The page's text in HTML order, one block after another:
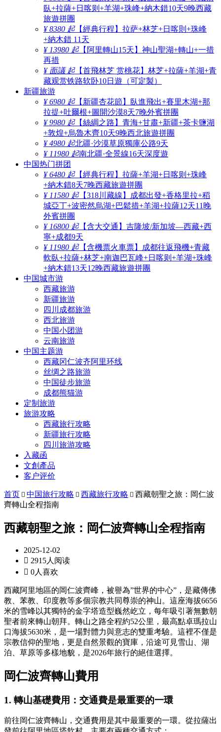
臥+拉薩+日喀则+羊湖+珠峰+納木錯10天9晚西藏
旅遊拼團
¥ 8380 起【經典行程】拉萨+林芝+日喀則+珠峰
+納木錯 11天
¥ 13980 起【阿里轉山15天】神山聖湖+轉山+一措
再措
¥ 面議 起【首飛林芝 赏桃花】林芝+拉薩+羊湖+青
藏观赏铁路软卧10日遊（可定製）
新疆旅游
¥ 6980 起【新疆杏花節】臥進飛出+賽里木湖+那
拉提+吐爾根+圖開沙漠8天7晚外賓拼團
¥ 9980 起【絲綢之路】青海+甘肅+新疆+茶卡鹽湖
+敦煌+烏魯木齊10天9晚西北旅遊拼團
¥ 4980 起北疆·沙漠草原獨庫公路9天
¥ 11980 起南北疆·全景線16天深度遊
中国热门拼团
¥ 6480 起【經典行程】拉薩+羊湖+日喀则+珠峰
+納木錯8天7晚西藏旅遊拼團
¥ 11580 起【318川藏線】成都出發+香格里拉+稻
城亞丁+波密然烏湖+巴鬆措+羊湖+拉薩12天11晚
外賓拼團
¥ 16800 起【含大交通】吉隆坡/新加坡—西藏+西
寧+成都9天
¥ 11980 起【含機票火車票】成都往返飛機+青藏
軟臥+拉薩+林芝+南迦巴瓦峰+日喀则+羊湖+珠峰
+納木錯13天12晚西藏旅遊拼團
中国城市游
西藏旅游
新疆旅游
四川成都旅游
西北旅游
中国小团游
云南旅游
中国主题游
西藏冈仁波齐阿里环线
丝绸之路旅游
中国徒步旅游
成都熊猫游
定制旅游
旅游攻略
西藏旅行攻略
新疆旅行攻略
四川旅游攻略
入藏函
文創產品
客户评价
首页  中国旅行攻略  西藏旅行攻略  西藏朝聖之旅：岡仁波
齊轉山全程指南
西藏朝聖之旅：岡仁波齊轉山全程指南
2025-12-02
 2915人阅读
 0人喜欢
西藏阿里地區的岡仁波齊峰，被譽為”世界的中心”，是藏傳佛
教、苯教、印度教等多個宗教共同尊崇的神山。這座海拔6656
米的雪峰以其獨特的金字塔造型巍然屹立，每年吸引著無數朝
聖者前來轉山朝拜。轉山之路全程約52公里，最高點卓瑪拉山
口海拔5630米，是一場對體力與意志的雙重考驗。這裡不僅是
宗教信仰的聖地，更是自然景觀的寶庫，沿途可見雪山、湖
泊、草原等多樣地貌，是2026年旅行的絕佳選擇。
岡仁波齊轉山費用
1. 轉山基礎費用 ： 交通費是最重要的一環
前往岡仁波齊轉山，交通費用是其中最重要的一環。從拉薩出